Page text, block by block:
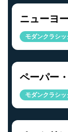
ニューヨ
モダンクラシッ
ペーパー
モダンクラシッ